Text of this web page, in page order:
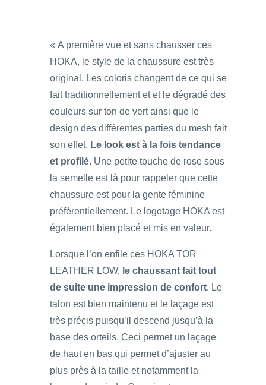
« A première vue et sans chausser ces
HOKA, le style de la chaussure est très
original. Les coloris changent de ce qui se
fait traditionnellement et et le dégradé des
couleurs sur ton de vert ainsi que le
design des différentes parties du mesh fait
son effet. Le look est à la fois tendance
et profilé. Une petite touche de rose sous
la semelle est là pour rappeler que cette
chaussure est pour la gente féminine
préférentiellement. Le logotage HOKA est
également bien placé et mis en valeur.
Lorsque l’on enfile ces HOKA TOR
LEATHER LOW, le chaussant fait tout
de suite une impression de confort. Le
talon est bien maintenu et le laçage est
très précis puisqu’il descend jusqu’à la
base des orteils. Ceci permet un laçage
de haut en bas qui permet d’ajuster au
plus près à la taille et notamment la